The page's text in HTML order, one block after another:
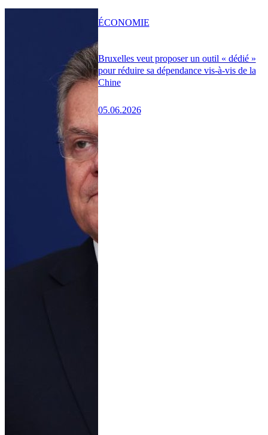
Bruxelles veut proposer un outil « dédié »
pour réduire sa dépendance vis-à-vis de la
Chine
05.06.2026
ÉCONOMIE